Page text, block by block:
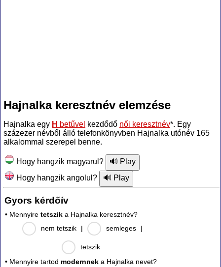
Hajnalka keresztnév elemzése
Hajnalka egy H betűvel kezdődő női keresztnév*. Egy
százezer névből álló telefonkönyvben Hajnalka utónév 165
alkalommal szerepel benne.
Hogy hangzik magyarul?
Hogy hangzik angolul?
Gyors kérdőív
• Mennyire tetszik a Hajnalka keresztnév?
nem tetszik
| semleges |
tetszik
• Mennyire tartod modernnek a Hajnalka nevet?